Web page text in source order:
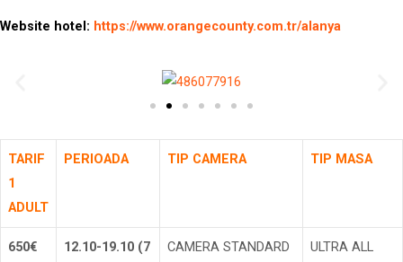
Website hotel: https://www.orangecounty.com.tr/alanya
TARIF
1
ADULT
PERIOADA TIP CAMERA TIP MASA
650€
12.10-19.10 (7
CAMERA STANDARD
ULTRA ALL